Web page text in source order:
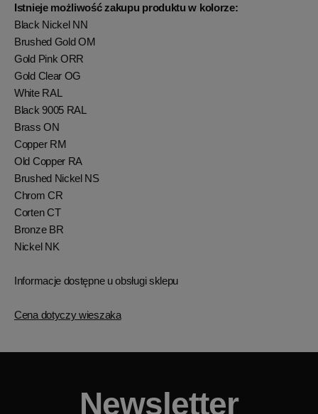
Istnieje możliwość zakupu produktu w kolorze:
Black Nickel NN
Brushed Gold OM
Gold Pink ORR
Gold Clear OG
White RAL
Black 9005 RAL
Brass ON
Copper RM
Old Copper RA
Brushed Nickel NS
Chrom CR
Corten CT
Bronze BR
Nickel NK
Informacje dostępne u obsługi sklepu
Cena dotyczy wieszaka
Newsletter